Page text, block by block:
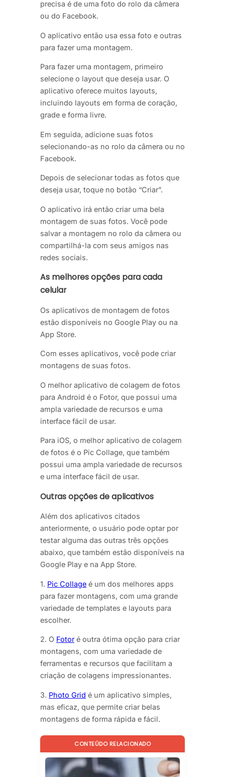
precisa é de uma foto do rolo da câmera
ou do Facebook.
O aplicativo então usa essa foto e outras
para fazer uma montagem.
Para fazer uma montagem, primeiro
selecione o layout que deseja usar. O
aplicativo oferece muitos layouts,
incluindo layouts em forma de coração,
grade e forma livre.
Em seguida, adicione suas fotos
selecionando-as no rolo da câmera ou no
Facebook.
Depois de selecionar todas as fotos que
deseja usar, toque no botão “Criar”.
O aplicativo irá então criar uma bela
montagem de suas fotos. Você pode
salvar a montagem no rolo da câmera ou
compartilhá-la com seus amigos nas
redes sociais.
As melhores opções para cada
celular
Os aplicativos de montagem de fotos
estão disponíveis no Google Play ou na
App Store.
Com esses aplicativos, você pode criar
montagens de suas fotos.
O melhor aplicativo de colagem de fotos
para Android é o Fotor, que possui uma
ampla variedade de recursos e uma
interface fácil de usar.
Para iOS, o melhor aplicativo de colagem
de fotos é o Pic Collage, que também
possui uma ampla variedade de recursos
e uma interface fácil de usar.
Outras opções de aplicativos
Além dos aplicativos citados
anteriormente, o usuário pode optar por
testar alguma das outras três opções
abaixo, que também estão disponíveis na
Google Play e na App Store.
1. Pic Collage é um dos melhores apps
para fazer montagens, com uma grande
variedade de templates e layouts para
escolher.
2. O Fotoré outra ótima opção para criar
montagens, com uma variedade de
ferramentas e recursos que facilitam a
criação de colagens impressionantes.
3. Photo Grid é um aplicativo simples,
mas eficaz, que permite criar belas
montagens de forma rápida e fácil.
CONTEÚDO RELACIONADO